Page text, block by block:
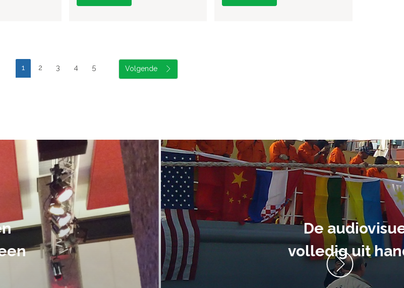
1 2 3 4 5
van ons evenement heb ik
en dat is een aanrader! Alles
de puntjes verzorgd.